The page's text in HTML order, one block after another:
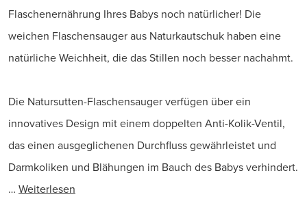
Flaschenernährung Ihres Babys noch natürlicher! Die
weichen Flaschensauger aus Naturkautschuk haben eine
natürliche Weichheit, die das Stillen noch besser nachahmt.
Die Natursutten-Flaschensauger verfügen über ein
innovatives Design mit einem doppelten Anti-Kolik-Ventil,
das einen ausgeglichenen Durchfluss gewährleistet und
Darmkoliken und Blähungen im Bauch des Babys verhindert.
… Weiterlesen